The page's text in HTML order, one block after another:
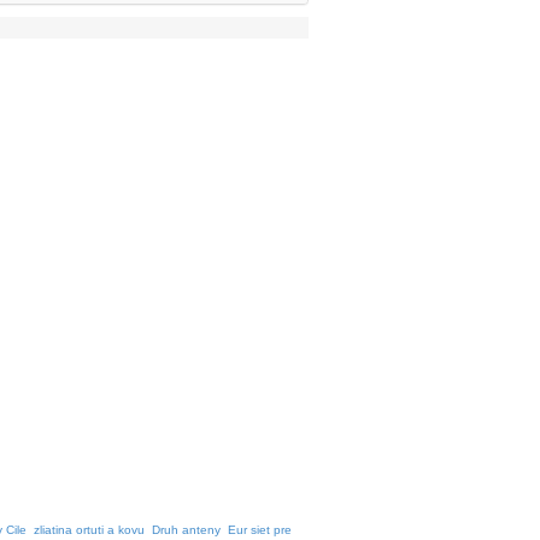
Cile zliatina ortuti a kovu Druh anteny Eur siet pre